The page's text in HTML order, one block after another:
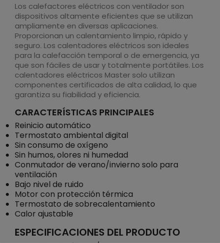
Los calefactores eléctricos con ventilador son
dispositivos altamente eficientes que se utilizan
ampliamente en diversas aplicaciones.
Proporcionan un calentamiento limpio, rápido y
seguro. Los calentadores eléctricos son ideales
para la calefacción temporal o de emergencia, ya
que son fáciles de usar y totalmente portátiles. Los
calentadores eléctricos Master solo utilizan
componentes certificados de alta calidad, lo que
garantiza su fiabilidad y eficiencia.
CARACTERÍSTICAS PRINCIPALES
Reinicio automático
Termostato ambiental digital
Sin consumo de oxígeno
Sin humos, olores ni humedad
Conmutador de verano/invierno solo para
ventilación
Bajo nivel de ruido
Motor con protección térmica
Termostato de sobrecalentamiento
Calor ajustable
ESPECIFICACIONES DEL PRODUCTO